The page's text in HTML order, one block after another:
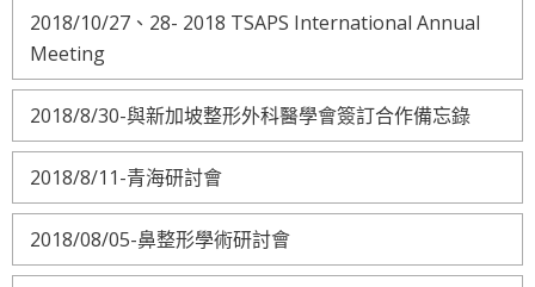
2018/10/27、28- 2018 TSAPS International Annual
Meeting
2018/8/30-與新加坡整形外科醫學會簽訂合作備忘錄
2018/8/11-青海研討會
2018/08/05-鼻整形學術研討會